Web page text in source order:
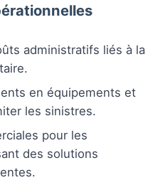
administratifs liés à la
en équipements et
les sinistres.
pour les
des solutions